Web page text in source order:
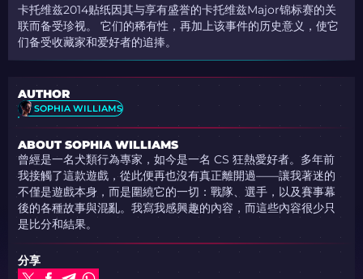
卡托维兹2014贴纸因其与享有盛誉的卡托维兹Major锦标赛的关
联而备受珍视。 它们的稀有性，再加上该事件的历史意义，使它
们备受收藏家和爱好者的追捧。
AUTHOR
SOPHIA WILLIAMS
ABOUT SOPHIA WILLIAMS
曾經是一名犬類行為專家，如今是一名 CS 狂熱愛好者。多年前
我接觸了這款遊戲，從此便再也沒有真正離開過——讓我著迷的
不僅是遊戲本身，而是圍繞它的一切：戰隊、選手，以及賽事幕
後的各種故事與混亂。我寫我感興趣的內容，而這些內容很少只
是比分和結果。
分享